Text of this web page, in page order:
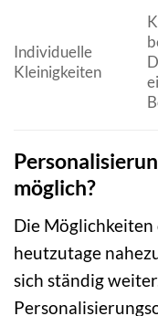
Individuelle
Kleinigkeiten
möglich?
Die
heutzutage
sich ständig